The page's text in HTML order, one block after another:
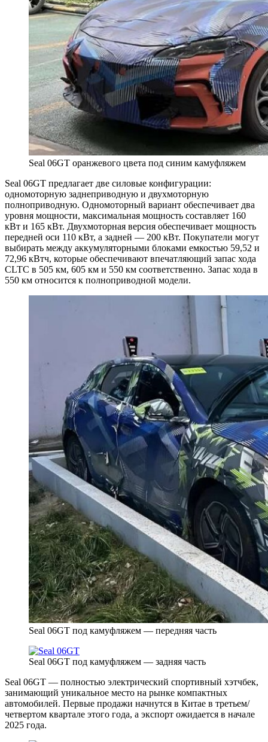
Seal 06GT оранжевого цвета под синим камуфляжем
Seal 06GT предлагает две силовые конфигурации:
одномоторную заднеприводную и двухмоторную
полноприводную. Одномоторный вариант обеспечивает два
уровня мощности, максимальная мощность составляет 160
кВт и 165 кВт. Двухмоторная версия обеспечивает мощность
передней оси 110 кВт, а задней — 200 кВт. Покупатели могут
выбирать между аккумуляторными блоками емкостью 59,52 и
72,96 кВтч, которые обеспечивают впечатляющий запас хода
CLTC в 505 км, 605 км и 550 км соответственно. Запас хода в
550 км относится к полноприводной модели.
Seal 06GT под камуфляжем — передняя часть
Seal 06GT под камуфляжем — задняя часть
Seal 06GT — полностью электрический спортивный хэтчбек,
занимающий уникальное место на рынке компактных
автомобилей. Первые продажи начнутся в Китае в третьем/
четвертом квартале этого года, а экспорт ожидается в начале
2025 года.